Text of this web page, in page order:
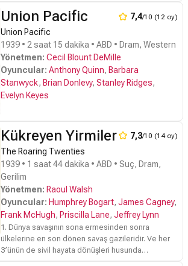
ortaya konur.
Union Pacific 7,4/10 (12 oy)
Union Pacific
1939 • 2 saat 15 dakika • ABD • Dram, Western
Yönetmen: Cecil Blount DeMille
Oyuncular: Anthony Quinn, Barbara
Stanwyck, Brian Donlevy, Stanley Ridges,
Evelyn Keyes
Kükreyen Yirmiler 7,3/10 (14 oy)
The Roaring Twenties
1939 • 1 saat 44 dakika • ABD • Suç, Dram,
Gerilim
Yönetmen: Raoul Walsh
Oyuncular: Humphrey Bogart, James Cagney,
Frank McHugh, Priscilla Lane, Jeffrey Lynn
1. Dünya savaşının sona ermesinden sonra
ülkelerine en son dönen savaş gazileridir. Ve her
3′ünün de sivil hayata dönüşleri husunda